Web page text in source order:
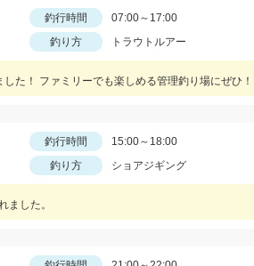
釣行時間
07:00～17:00
釣り方 トラウトルアー
た！ ファミリーでも楽しめる管理釣り場にぜひ！
釣行時間
15:00～18:00
釣り方 ショアジギング
ました。